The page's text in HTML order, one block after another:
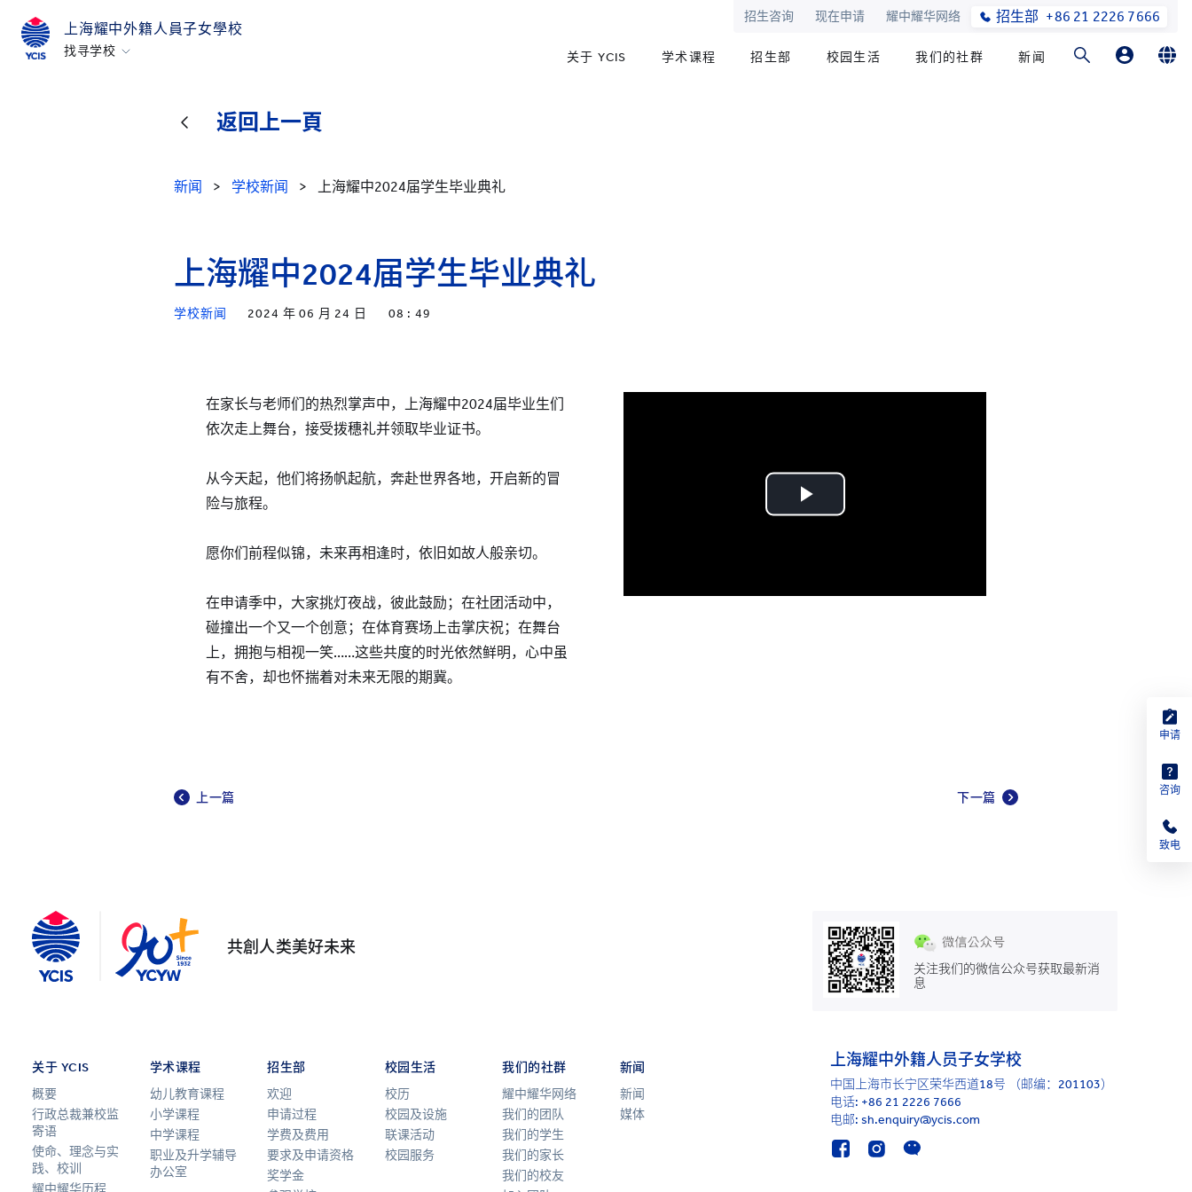
上海耀中外籍人員子女學校
找寻学校
招生咨询 现在申请 耀中耀华网络 招生部 +86 21 2226 7666
关于 YCIS 学术课程 招生部 校园生活 我们的社群 新闻
返回上一頁
新闻 > 学校新闻 > 上海耀中2024届学生毕业典礼
上海耀中2024届学生毕业典礼
学校新闻 2024 年 06 月 24 日 08 : 49
在家长与老师们的热烈掌声中，上海耀中2024届毕业生们
依次走上舞台，接受拨穗礼并领取毕业证书。
从今天起，他们将扬帆起航，奔赴世界各地，开启新的冒
险与旅程。
愿你们前程似锦，未来再相逢时，依旧如故人般亲切。
在申请季中，大家挑灯夜战，彼此鼓励；在社团活动中，
碰撞出一个又一个创意；在体育赛场上击掌庆祝；在舞台
上，拥抱与相视一笑……这些共度的时光依然鲜明，心中虽
有不舍，却也怀揣着对未来无限的期冀。
Play
上一篇 下一篇
共創人类美好未来
关于 YCIS
概要
行政总裁兼校监
寄语
使命、理念与实
践、校训
耀中耀华历程
学术课程
幼儿教育课程
小学课程
中学课程
职业及升学辅导
办公室
招生部
欢迎
申请过程
学费及费用
要求及申请资格
奖学金
校园生活
校历
校园及设施
联课活动
校园服务
我们的社群
耀中耀华网络
我们的团队
我们的学生
我们的家长
我们的校友
新闻
新闻
媒体
关注我们的微信公众号获取最新消
息
上海耀中外籍人员子女学校
中国上海市长宁区荣华西道18号 （邮编：201103）
电话: +86 21 2226 7666
电邮: sh.enquiry@ycis.com
申请
咨询
致电